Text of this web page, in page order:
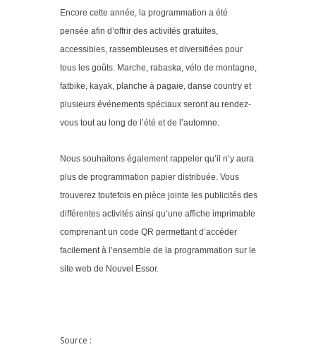
Encore cette année, la programmation a été
pensée afin d’offrir des activités gratuites,
accessibles, rassembleuses et diversifiées pour
tous les goûts. Marche, rabaska, vélo de montagne,
fatbike, kayak, planche à pagaie, danse country et
plusieurs événements spéciaux seront au rendez-
vous tout au long de l’été et de l’automne.
Nous souhaitons également rappeler qu’il n’y aura
plus de programmation papier distribuée. Vous
trouverez toutefois en pièce jointe les publicités des
différentes activités ainsi qu’une affiche imprimable
comprenant un code QR permettant d’accéder
facilement à l’ensemble de la programmation sur le
site web de Nouvel Essor.
Source :